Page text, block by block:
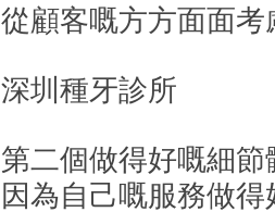
從顧客嘅方方面面考
深圳種牙診所
第二個做得好嘅細
因為自己嘅服務做